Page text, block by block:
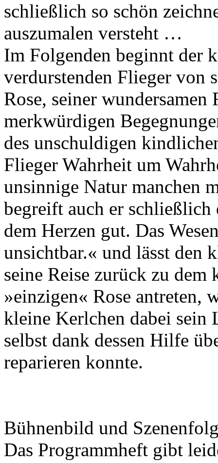
schließlich so schön
auszumalen versteht …
Im Folgenden beginnt der
verdurstenden Flieger von
Rose, seiner wundersamen
merkwürdigen
des unschuldigen
Flieger Wahrheit um
unsinnige Natur manchen
begreift auch er
dem Herzen gut. Das
unsichtbar.« und lässt den
seine Reise zurück zu dem
»einzigen« Rose antreten,
kleine Kerlchen dabei sein
selbst dank dessen Hilfe
reparieren konnte.
Bühnenbild und
Das Programmheft gibt